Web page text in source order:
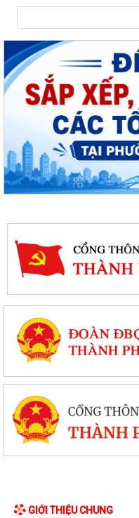
GIỚI THIỆU CHUNG